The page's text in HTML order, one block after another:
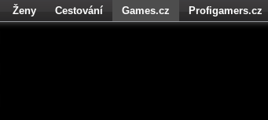
Ženy Cestování Games.cz Profigamers.cz